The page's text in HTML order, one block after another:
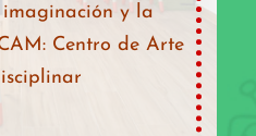
y la
Centro de Arte